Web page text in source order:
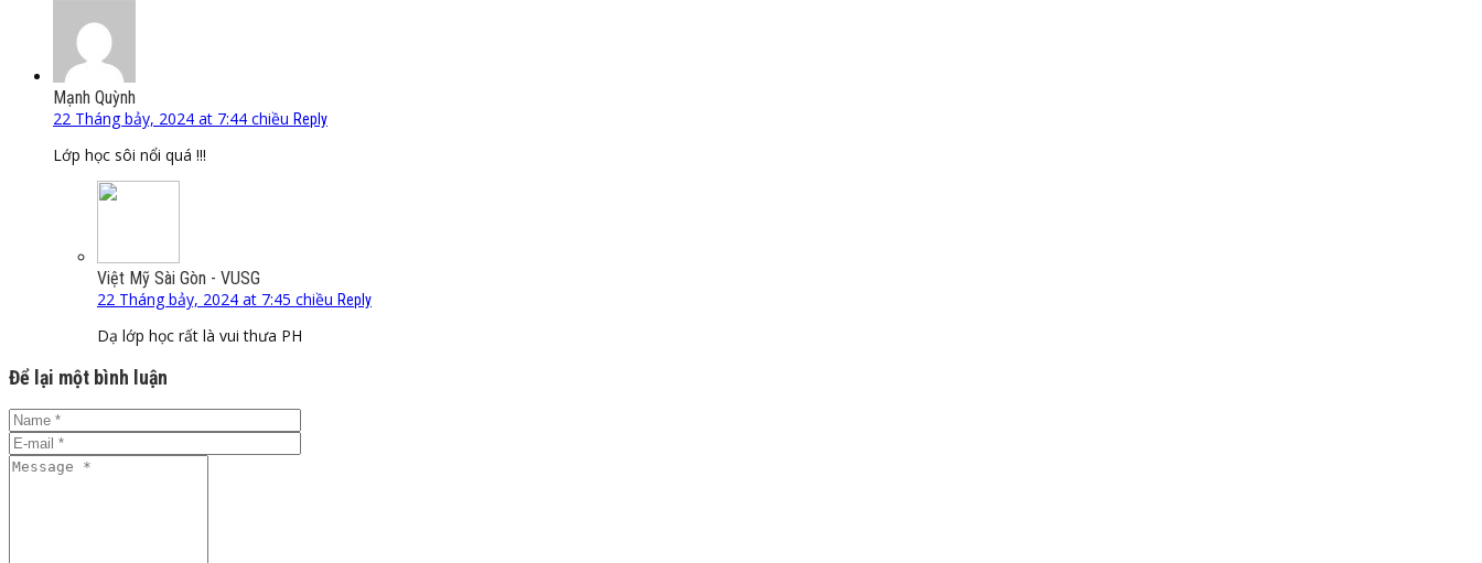
Mạnh Quỳnh
22 Tháng bảy, 2024 at 7:44 chiều Reply
Lớp học sôi nổi quá !!!
Việt Mỹ Sài Gòn - VUSG
22 Tháng bảy, 2024 at 7:45 chiều Reply
Dạ lớp học rất là vui thưa PH
Để lại một bình luận